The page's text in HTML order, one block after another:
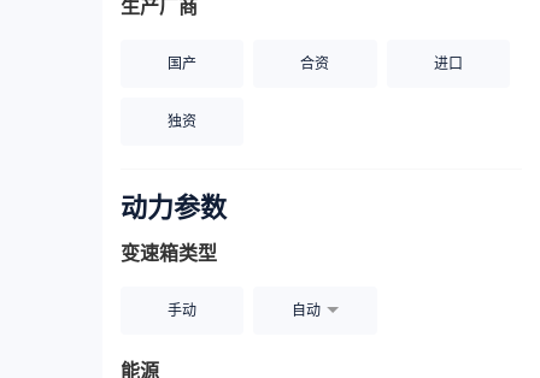
生产厂商
国产 合资 进口
独资
动力参数
变速箱类型
手动 自动
能源